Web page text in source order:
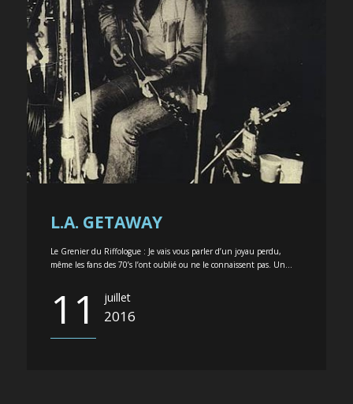
L.A. GETAWAY
Le Grenier du Riffologue : Je vais vous parler d’un joyau perdu,
même les fans des 70’s l’ont oublié ou ne le connaissent pas. Un...
11 juillet
2016